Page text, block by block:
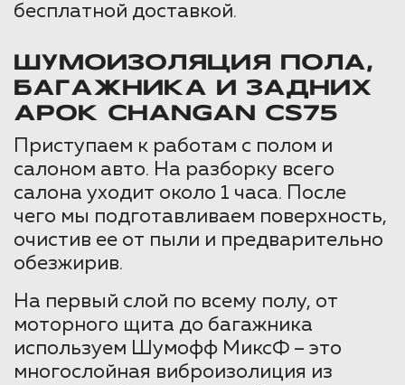
бесплатной доставкой.
ШУМОИЗОЛЯЦИЯ ПОЛА,
БАГАЖНИКА И ЗАДНИХ
АРОК CHANGAN CS75
Приступаем к работам с полом и
салоном авто. На разборку всего
салона уходит около 1 часа. После
чего мы подготавливаем поверхность,
очистив ее от пыли и предварительно
обезжирив.
На первый слой по всему полу, от
моторного щита до багажника
используем Шумофф МиксФ – это
многослойная виброизолиция из